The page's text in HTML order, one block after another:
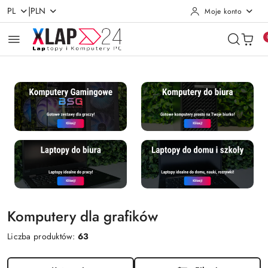
Przejdź do treści głównej
Przejdź do wyszukiwarki
Przejdź do moje konto
Przejdź do menu głównego
Przejdź do stopki
PL |PLN Moje konto
Komputery dla grafików
Liczba produktów:63